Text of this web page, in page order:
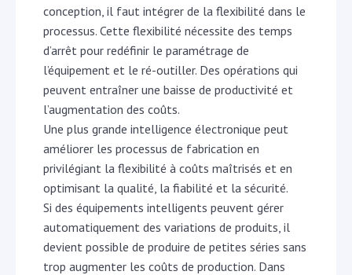
conception, il faut intégrer de la flexibilité dans le
processus. Cette flexibilité nécessite des temps
d’arrêt pour redéfinir le paramétrage de
l’équipement et le ré-outiller. Des opérations qui
peuvent entraîner une baisse de productivité et
l’augmentation des coûts.
Une plus grande intelligence électronique peut
améliorer les processus de fabrication en
privilégiant la flexibilité à coûts maîtrisés et en
optimisant la qualité, la fiabilité et la sécurité.
Si des équipements intelligents peuvent gérer
automatiquement des variations de produits, il
devient possible de produire de petites séries sans
trop augmenter les coûts de production. Dans